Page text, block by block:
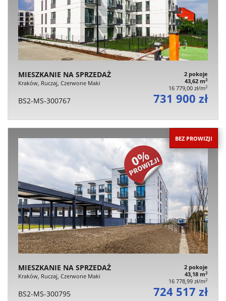
MIESZKANIE NA SPRZEDAŻ
Kraków, Ruczaj, Czerwone Maki
2 pokoje
43,62 m2
16 779,00 zł/m2
BS2-MS-300767 731 900 zł
BEZ PROWIZJI
MIESZKANIE NA SPRZEDAŻ
Kraków, Ruczaj, Czerwone Maki
2 pokoje
43,18 m2
16 778,99 zł/m2
BS2-MS-300795 724 517 zł